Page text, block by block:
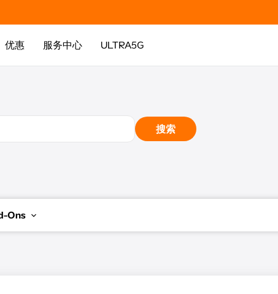
优惠 服务中心 ULTRA5G
搜索
Ons